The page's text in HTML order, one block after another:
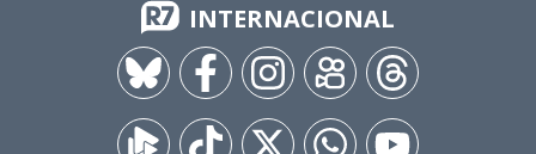
INTERNACIONAL